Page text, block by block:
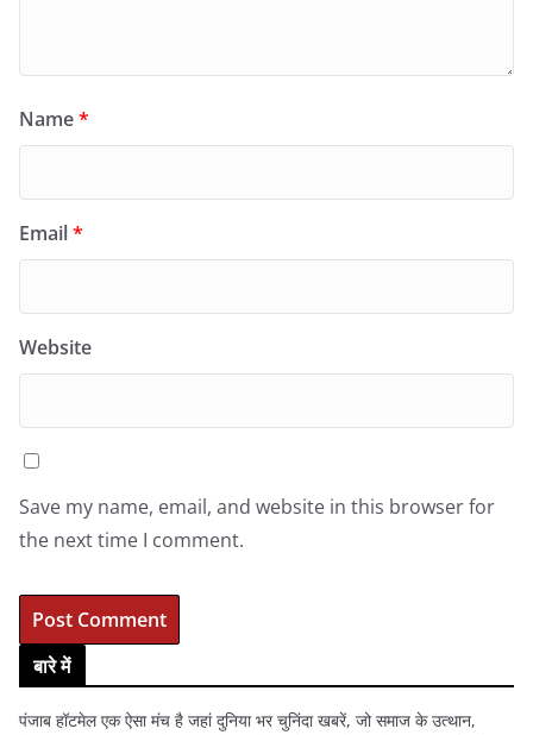
Name*
Email*
Website
Save my name, email, and website in this browser for
the next time I comment.
बारे में
पंजाब हॉटमेल एक ऐसा मंच है जहां दुनिया भर चुनिंदा खबरें, जो समाज के उत्थान,